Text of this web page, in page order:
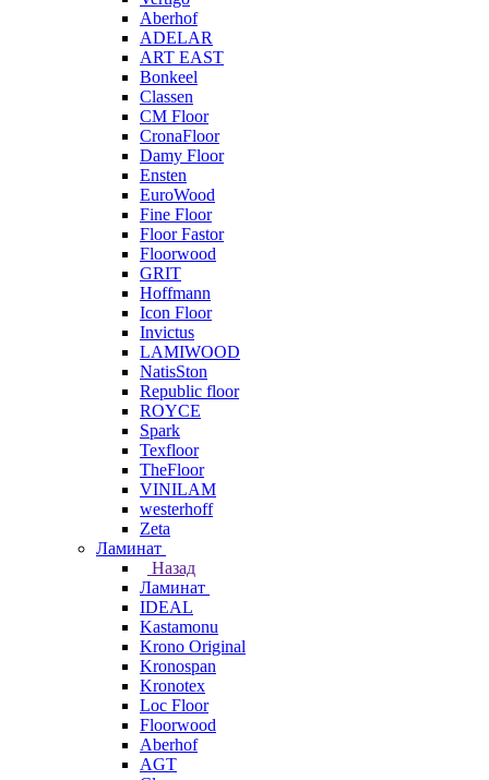
Aberhof
ADELAR
ART EAST
Bonkeel
Classen
CM Floor
CronaFloor
Damy Floor
Ensten
EuroWood
Fine Floor
Floor Fastor
Floorwood
GRIT
Hoffmann
Icon Floor
Invictus
LAMIWOOD
NatisSton
Republic floor
ROYCE
Spark
Texfloor
TheFloor
VINILAM
westerhoff
Zeta
Ламинат
Назад
Ламинат
IDEAL
Kastamonu
Krono Original
Kronospan
Kronotex
Loc Floor
Floorwood
Aberhof
AGT